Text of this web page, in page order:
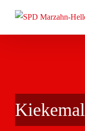
Inhalt
springen